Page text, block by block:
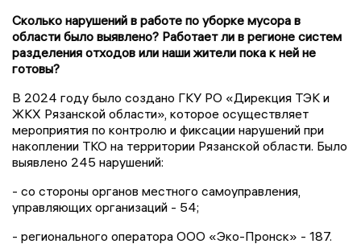
Сколько нарушений в работе по уборке мусора в
области было выявлено? Работает ли в регионе систем
разделения отходов или наши жители пока к ней не
готовы?
В 2024 году было создано ГКУ РО «Дирекция ТЭК и
ЖКХ Рязанской области», которое осуществляет
мероприятия по контролю и фиксации нарушений при
накоплении ТКО на территории Рязанской области. Было
выявлено 245 нарушений:
- со стороны органов местного самоуправления,
управляющих организаций - 54;
- регионального оператора ООО «Эко-Пронск» - 187.